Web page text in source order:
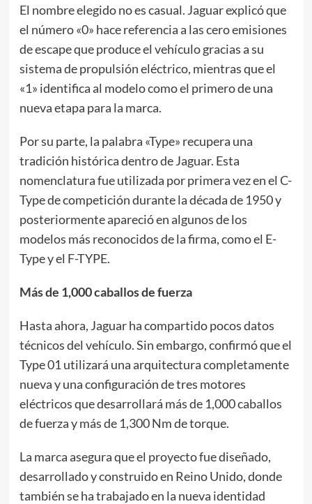
El nombre elegido no es casual. Jaguar explicó que
el número «0» hace referencia a las cero emisiones
de escape que produce el vehículo gracias a su
sistema de propulsión eléctrico, mientras que el
«1» identifica al modelo como el primero de una
nueva etapa para la marca.
Por su parte, la palabra «Type» recupera una
tradición histórica dentro de Jaguar. Esta
nomenclatura fue utilizada por primera vez en el C-
Type de competición durante la década de 1950 y
posteriormente apareció en algunos de los
modelos más reconocidos de la firma, como el E-
Type y el F-TYPE.
Más de 1,000 caballos de fuerza
Hasta ahora, Jaguar ha compartido pocos datos
técnicos del vehículo. Sin embargo, confirmó que el
Type 01 utilizará una arquitectura completamente
nueva y una configuración de tres motores
eléctricos que desarrollará más de 1,000 caballos
de fuerza y más de 1,300 Nm de torque.
La marca asegura que el proyecto fue diseñado,
desarrollado y construido en Reino Unido, donde
también se ha trabajado en la nueva identidad